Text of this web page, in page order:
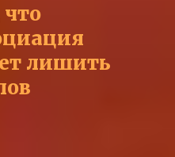
что
лишить